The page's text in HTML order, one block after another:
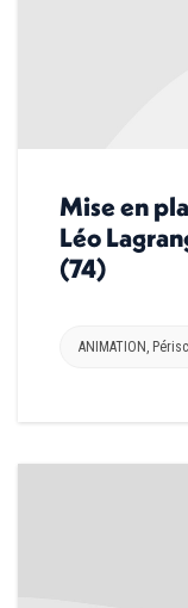
Mise en
Léo
(74)
ANIMATION ,